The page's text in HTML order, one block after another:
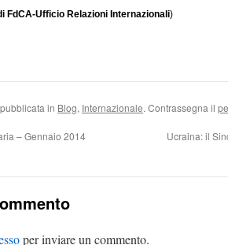
FdCA-Ufficio Relazioni Internazionali)
in Blog, Internazionale. Contrassegna il
– Gennaio 2014
Ucraina: il
per inviare un commento.